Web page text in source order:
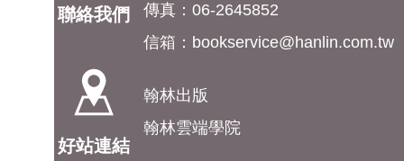
聯絡我們
傳真：06-2645852
信箱： bookservice@hanlin.com.tw
好站連結
翰林出版
翰林雲端學院